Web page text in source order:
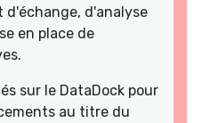
d'analyse
en place de
sur le DataDock pour
au titre du